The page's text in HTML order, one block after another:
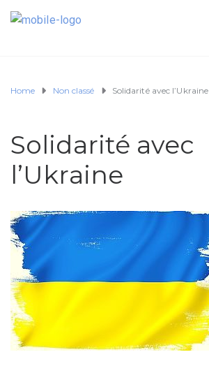
Home Non classé Solidarité avec l’Ukraine
Solidarité avec
l’Ukraine